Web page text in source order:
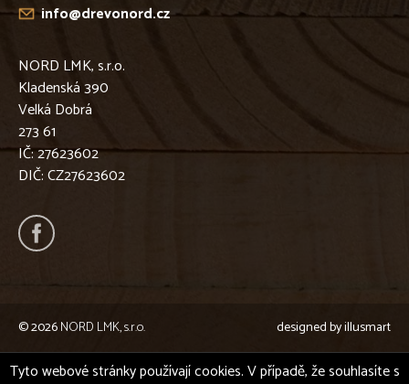
info@drevonord.cz
NORD LMK, s.r.o.
Kladenská 390
Velká Dobrá
273 61
IČ: 27623602
DIČ: CZ27623602
© 2026NORD LMK, s.r.o. designed byillusmart
Tyto webové stránky používají cookies. V případě, že souhlasíte s